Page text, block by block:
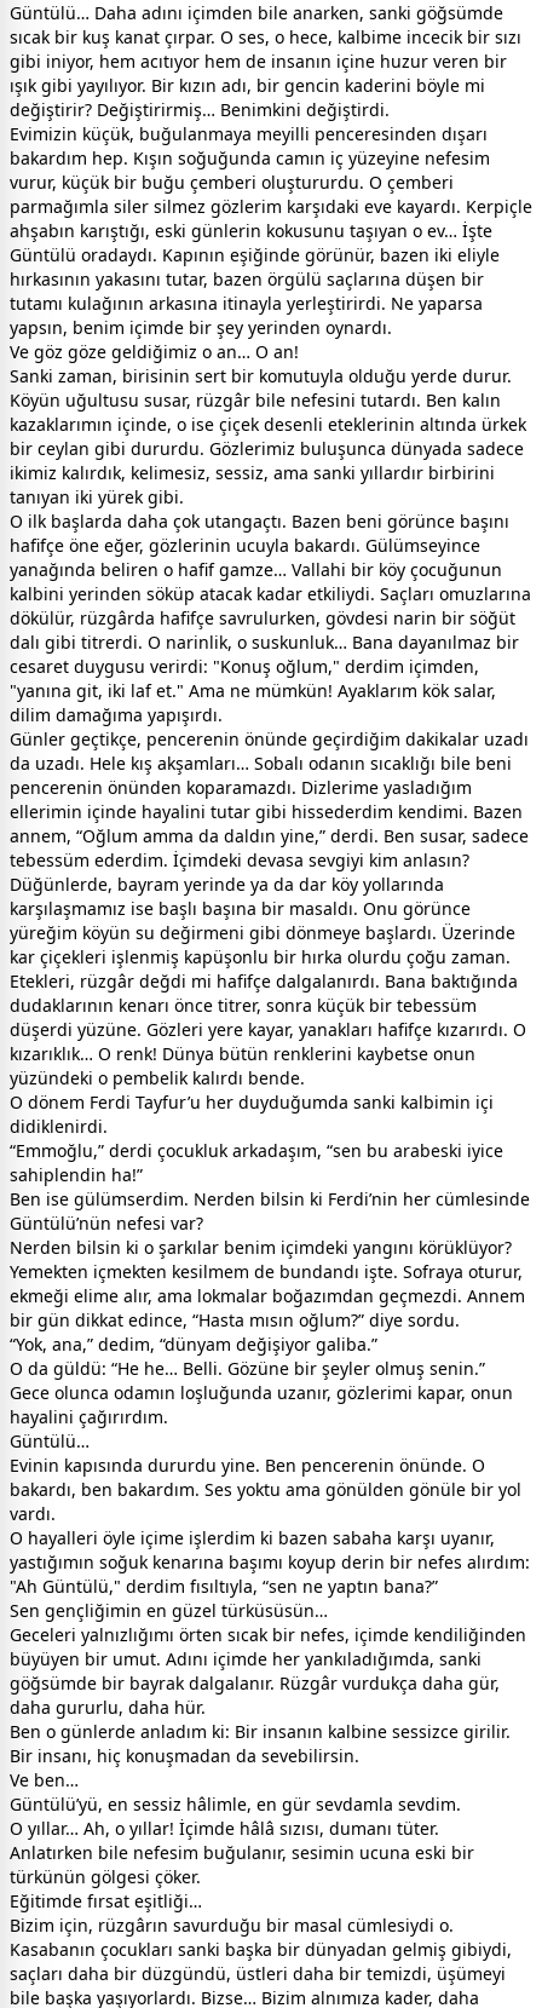
Güntülü… Daha adını içimden bile anarken, sanki göğsümde
sıcak bir kuş kanat çırpar. O ses, o hece, kalbime incecik bir sızı
gibi iniyor, hem acıtıyor hem de insanın içine huzur veren bir
ışık gibi yayılıyor. Bir kızın adı, bir gencin kaderini böyle mi
değiştirir? Değiştirirmiş… Benimkini değiştirdi.
Evimizin küçük, buğulanmaya meyilli penceresinden dışarı
bakardım hep. Kışın soğuğunda camın iç yüzeyine nefesim
vurur, küçük bir buğu çemberi oluştururdu. O çemberi
parmağımla siler silmez gözlerim karşıdaki eve kayardı. Kerpiçle
ahşabın karıştığı, eski günlerin kokusunu taşıyan o ev… İşte
Güntülü oradaydı. Kapının eşiğinde görünür, bazen iki eliyle
hırkasının yakasını tutar, bazen örgülü saçlarına düşen bir
tutamı kulağının arkasına itinayla yerleştirirdi. Ne yaparsa
yapsın, benim içimde bir şey yerinden oynardı.
Ve göz göze geldiğimiz o an… O an!
Sanki zaman, birisinin sert bir komutuyla olduğu yerde durur.
Köyün uğultusu susar, rüzgâr bile nefesini tutardı. Ben kalın
kazaklarımın içinde, o ise çiçek desenli eteklerinin altında ürkek
bir ceylan gibi dururdu. Gözlerimiz buluşunca dünyada sadece
ikimiz kalırdık, kelimesiz, sessiz, ama sanki yıllardır birbirini
tanıyan iki yürek gibi.
O ilk başlarda daha çok utangaçtı. Bazen beni görünce başını
hafifçe öne eğer, gözlerinin ucuyla bakardı. Gülümseyince
yanağında beliren o hafif gamze… Vallahi bir köy çocuğunun
kalbini yerinden söküp atacak kadar etkiliydi. Saçları omuzlarına
dökülür, rüzgârda hafifçe savrulurken, gövdesi narin bir söğüt
dalı gibi titrerdi. O narinlik, o suskunluk… Bana dayanılmaz bir
cesaret duygusu verirdi: "Konuş oğlum," derdim içimden,
"yanına git, iki laf et." Ama ne mümkün! Ayaklarım kök salar,
dilim damağıma yapışırdı.
Günler geçtikçe, pencerenin önünde geçirdiğim dakikalar uzadı
da uzadı. Hele kış akşamları… Sobalı odanın sıcaklığı bile beni
pencerenin önünden koparamazdı. Dizlerime yasladığım
ellerimin içinde hayalini tutar gibi hissederdim kendimi. Bazen
annem, “Oğlum amma da daldın yine,” derdi. Ben susar, sadece
tebessüm ederdim. İçimdeki devasa sevgiyi kim anlasın?
Düğünlerde, bayram yerinde ya da dar köy yollarında
karşılaşmamız ise başlı başına bir masaldı. Onu görünce
yüreğim köyün su değirmeni gibi dönmeye başlardı. Üzerinde
kar çiçekleri işlenmiş kapüşonlu bir hırka olurdu çoğu zaman.
Etekleri, rüzgâr değdi mi hafifçe dalgalanırdı. Bana baktığında
dudaklarının kenarı önce titrer, sonra küçük bir tebessüm
düşerdi yüzüne. Gözleri yere kayar, yanakları hafifçe kızarırdı. O
kızarıklık… O renk! Dünya bütün renklerini kaybetse onun
yüzündeki o pembelik kalırdı bende.
O dönem Ferdi Tayfur’u her duyduğumda sanki kalbimin içi
didiklenirdi.
“Emmoğlu,” derdi çocukluk arkadaşım, “sen bu arabeski iyice
sahiplendin ha!”
Ben ise gülümserdim. Nerden bilsin ki Ferdi’nin her cümlesinde
Güntülü’nün nefesi var?
Nerden bilsin ki o şarkılar benim içimdeki yangını körüklüyor?
Yemekten içmekten kesilmem de bundandı işte. Sofraya oturur,
ekmeği elime alır, ama lokmalar boğazımdan geçmezdi. Annem
bir gün dikkat edince, “Hasta mısın oğlum?” diye sordu.
“Yok, ana,” dedim, “dünyam değişiyor galiba.”
O da güldü: “He he… Belli. Gözüne bir şeyler olmuş senin.”
Gece olunca odamın loşluğunda uzanır, gözlerimi kapar, onun
hayalini çağırırdım.
Güntülü…
Evinin kapısında dururdu yine. Ben pencerenin önünde. O
bakardı, ben bakardım. Ses yoktu ama gönülden gönüle bir yol
vardı.
O hayalleri öyle içime işlerdim ki bazen sabaha karşı uyanır,
yastığımın soğuk kenarına başımı koyup derin bir nefes alırdım:
"Ah Güntülü," derdim fısıltıyla, “sen ne yaptın bana?”
Sen gençliğimin en güzel türküsüsün…
Geceleri yalnızlığımı örten sıcak bir nefes, içimde kendiliğinden
büyüyen bir umut. Adını içimde her yankıladığımda, sanki
göğsümde bir bayrak dalgalanır. Rüzgâr vurdukça daha gür,
daha gururlu, daha hür.
Ben o günlerde anladım ki: Bir insanın kalbine sessizce girilir.
Bir insanı, hiç konuşmadan da sevebilirsin.
Ve ben…
Güntülü’yü, en sessiz hâlimle, en gür sevdamla sevdim.
O yıllar… Ah, o yıllar! İçimde hâlâ sızısı, dumanı tüter.
Anlatırken bile nefesim buğulanır, sesimin ucuna eski bir
türkünün gölgesi çöker.
Eğitimde fırsat eşitliği…
Bizim için, rüzgârın savurduğu bir masal cümlesiydi o.
Kasabanın çocukları sanki başka bir dünyadan gelmiş gibiydi,
saçları daha bir düzgündü, üstleri daha bir temizdi, üşümeyi
bile başka yaşıyorlardı. Bizse… Bizim alnımıza kader, daha